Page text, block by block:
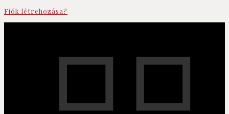
Fiók létrehozása?